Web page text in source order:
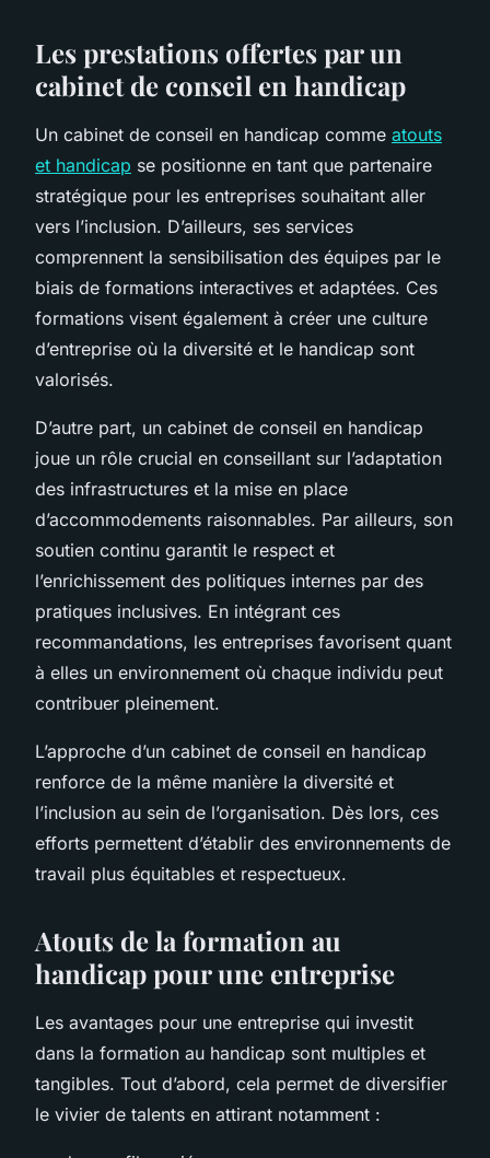
Les prestations offertes par un
cabinet de conseil en handicap
Un cabinet de conseil en handicap comme atouts
et handicap se positionne en tant que partenaire
stratégique pour les entreprises souhaitant aller
vers l’inclusion. D’ailleurs, ses services
comprennent la sensibilisation des équipes par le
biais de formations interactives et adaptées. Ces
formations visent également à créer une culture
d’entreprise où la diversité et le handicap sont
valorisés.
D’autre part, un cabinet de conseil en handicap
joue un rôle crucial en conseillant sur l’adaptation
des infrastructures et la mise en place
d’accommodements raisonnables. Par ailleurs, son
soutien continu garantit le respect et
l’enrichissement des politiques internes par des
pratiques inclusives. En intégrant ces
recommandations, les entreprises favorisent quant
à elles un environnement où chaque individu peut
contribuer pleinement.
L’approche d’un cabinet de conseil en handicap
renforce de la même manière la diversité et
l’inclusion au sein de l’organisation. Dès lors, ces
efforts permettent d’établir des environnements de
travail plus équitables et respectueux.
Atouts de la formation au
handicap pour une entreprise
Les avantages pour une entreprise qui investit
dans la formation au handicap sont multiples et
tangibles. Tout d’abord, cela permet de diversifier
le vivier de talents en attirant notamment :